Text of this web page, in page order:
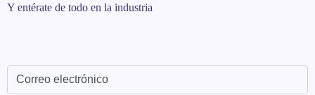
Y entérate de todo en la industria